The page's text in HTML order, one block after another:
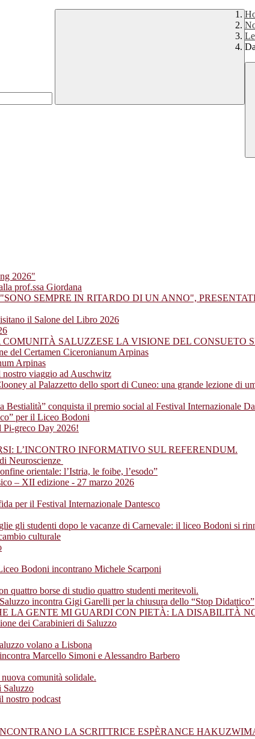
2026"
prof.ssa Giordana
SEMPRE IN RITARDO DI UN ANNO",
il Salone del Libro 2026
SALUZZESE LA VISIONE DEL CONSUETO
del Certamen Ciceronianum Arpinas
Arpinas
viaggio ad Auschwitz
al Palazzetto dello sport di Cuneo: una grande lezione di
conquista il premio social al Festival Internazionale
per il Liceo Bodoni
greco Day 2026!
L’INCONTRO INFORMATIVO SUL REFERENDUM.
Neuroscienze
orientale: l’Istria, le foibe, l’esodo”
– XII edizione - 27 marzo 2026
per il Festival Internazionale Dantesco
gli studenti dopo le vacanze di Carnevale: il liceo Bodoni si
culturale
Bodoni incontrano Michele Scarponi
quattro borse di studio quattro studenti meritevoli.
incontra Gigi Garelli per la chiusura dello “Stop Didattico”
LA GENTE MI GUARDI CON PIETÀ: LA DISABILITÀ
dei Carabinieri di Saluzzo
volano a Lisbona
Marcello Simoni e Alessandro Barbero
comunità solidale.
Saluzzo
nostro podcast
LA SCRITTRICE ESPÈRANCE